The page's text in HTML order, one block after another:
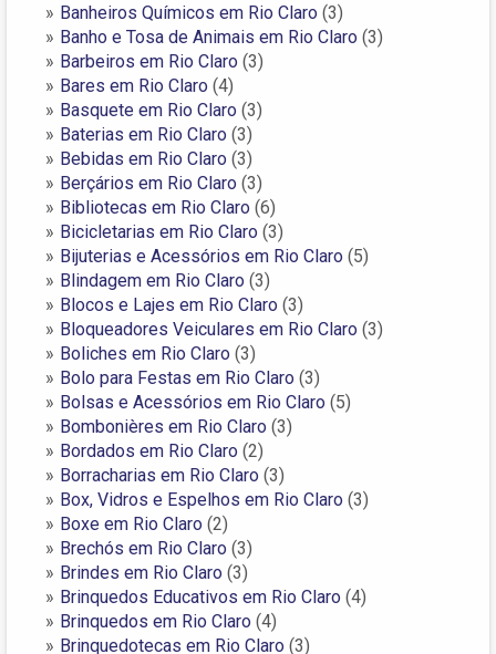
Banheiros Químicos em Rio Claro (3)
Banho e Tosa de Animais em Rio Claro (3)
Barbeiros em Rio Claro (3)
Bares em Rio Claro (4)
Basquete em Rio Claro (3)
Baterias em Rio Claro (3)
Bebidas em Rio Claro (3)
Berçários em Rio Claro (3)
Bibliotecas em Rio Claro (6)
Bicicletarias em Rio Claro (3)
Bijuterias e Acessórios em Rio Claro (5)
Blindagem em Rio Claro (3)
Blocos e Lajes em Rio Claro (3)
Bloqueadores Veiculares em Rio Claro (3)
Boliches em Rio Claro (3)
Bolo para Festas em Rio Claro (3)
Bolsas e Acessórios em Rio Claro (5)
Bombonières em Rio Claro (3)
Bordados em Rio Claro (2)
Borracharias em Rio Claro (3)
Box, Vidros e Espelhos em Rio Claro (3)
Boxe em Rio Claro (2)
Brechós em Rio Claro (3)
Brindes em Rio Claro (3)
Brinquedos Educativos em Rio Claro (4)
Brinquedos em Rio Claro (4)
Brinquedotecas em Rio Claro (3)